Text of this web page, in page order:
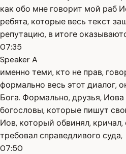
как обо мне говорит мой раб
ребята, которые весь текст
репутацию, в итоге
07:35
Speaker A
именно теми, кто не прав,
формально весь этот диалог,
Бога. Формально, друзья,
богословы, которые пишут
Иов, который обвинял,
требовал справедливого суда,
07:50